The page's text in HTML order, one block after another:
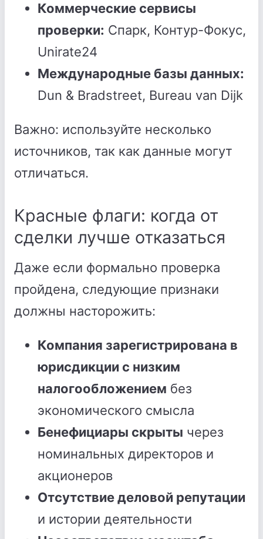
Коммерческие сервисы
проверки: Спарк, Контур-Фокус,
Unirate24
Международные базы данных:
Dun & Bradstreet, Bureau van Dijk
Важно: используйте несколько
источников, так как данные могут
отличаться.
Красные флаги: когда от
сделки лучше отказаться
Даже если формально проверка
пройдена, следующие признаки
должны насторожить:
Компания зарегистрирована в
юрисдикции с низким
налогообложением без
экономического смысла
Бенефициары скрыты через
номинальных директоров и
акционеров
Отсутствие деловой репутации
и истории деятельности